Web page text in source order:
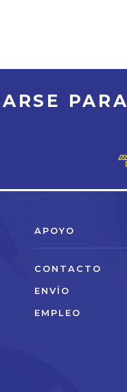
APOYO
CONTACTO
ENVÍO
EMPLEO